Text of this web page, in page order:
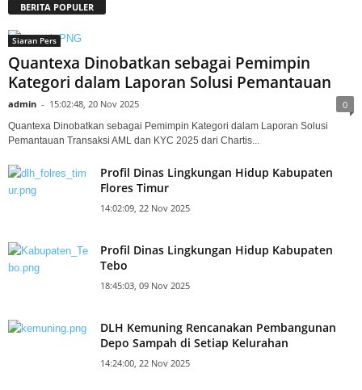
BERITA POPULER
Siaran Pers
Quantexa Dinobatkan sebagai Pemimpin
Kategori dalam Laporan Solusi Pemantauan
admin - 15:02:48, 20 Nov 2025 0
Quantexa Dinobatkan sebagai Pemimpin Kategori dalam Laporan Solusi
Pemantauan Transaksi AML dan KYC 2025 dari Chartis...
Profil Dinas Lingkungan Hidup Kabupaten
Flores Timur
14:02:09, 22 Nov 2025
Profil Dinas Lingkungan Hidup Kabupaten
Tebo
18:45:03, 09 Nov 2025
DLH Kemuning Rencanakan Pembangunan
Depo Sampah di Setiap Kelurahan
14:24:00, 22 Nov 2025